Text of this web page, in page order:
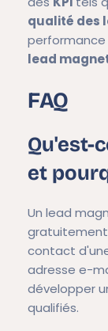
qualité des
lead
FAQ
Qu'est-
et
Un lead
contact
adresse e-
développer
qualifiés.